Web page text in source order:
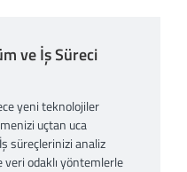
ve İş Süreci
yeni teknolojiler
uçtan uca
süreçlerinizi analiz
odaklı yöntemlerle